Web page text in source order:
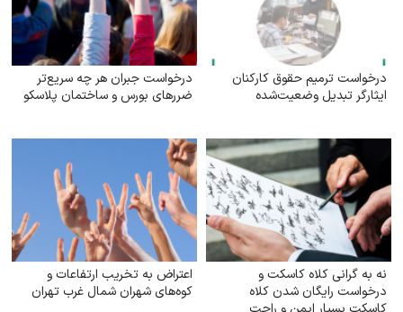
درخواست ترمیم حقوق کارکنان
ایثارگر تبدیل وضعیت‌شده
درخواست جبران هر چه سریع‌تر
ضررهای بورس و ساختمان پلاسکو
نه به گرانی کلاه کاسکت و
درخواست رایگان شدن کلاه
اعتراض به تخریب ارتفاعات و
کوه‌های شهران شمال غرب تهران